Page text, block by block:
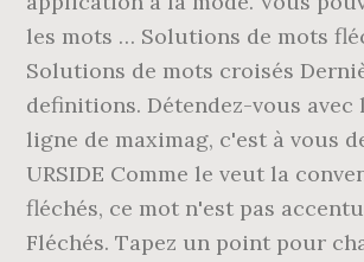
les mots … Solutions de mots
Solutions de mots croisés
definitions. Détendez-vous avec
ligne de maximag, c'est à vous
URSIDE Comme le veut la
fléchés, ce mot n'est pas
Fléchés. Tapez un point pour